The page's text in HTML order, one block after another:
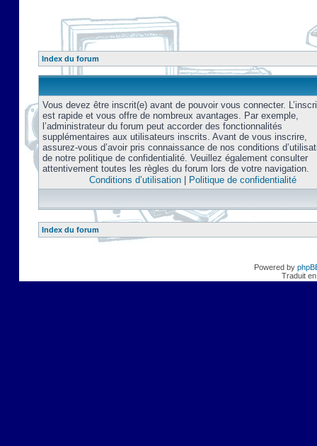
Index du forum
Vous devez être inscrit(e) avant de pouvoir vous connecter.
est rapide et vous offre de nombreux avantages. Par exemple,
l’administrateur du forum peut accorder des fonctionnalités
supplémentaires aux utilisateurs inscrits. Avant de vous inscrire,
assurez-vous d’avoir pris connaissance de nos conditions
de notre politique de confidentialité. Veuillez également consulter
attentivement toutes les règles du forum lors de votre navigation.
Conditions d’utilisation| Politique de confidentialité
Index du forum
Powered by
Traduit